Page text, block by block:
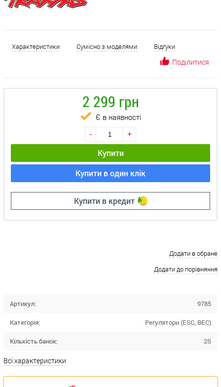
Характеристики Сумісно з моделями Відгуки
Поділитися
2 299 грн
Є в наявності
- +
Купити
Купити в один клік
Купити в кредит
Додати в обране
Додати до порівняння
Артикул: 9785
Категорія: Регулятори (ESC, BEC)
Кількість банок: 2S
Всі характеристики